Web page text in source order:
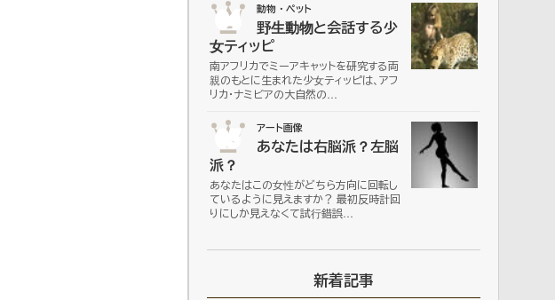
04 動物・ペット
野生動物と会話する少
女ティッピ
南アフリカでミーアキャットを研究する両
親のもとに生まれた少女ティッピは、アフ
リカ・ナミビアの大自然の…
05 アート画像
あなたは右脳派？左脳
派？
あなたはこの女性がどちら方向に回転し
ているように見えますか？ 最初反時計回
りにしか見えなくて試行錯誤…
新着記事